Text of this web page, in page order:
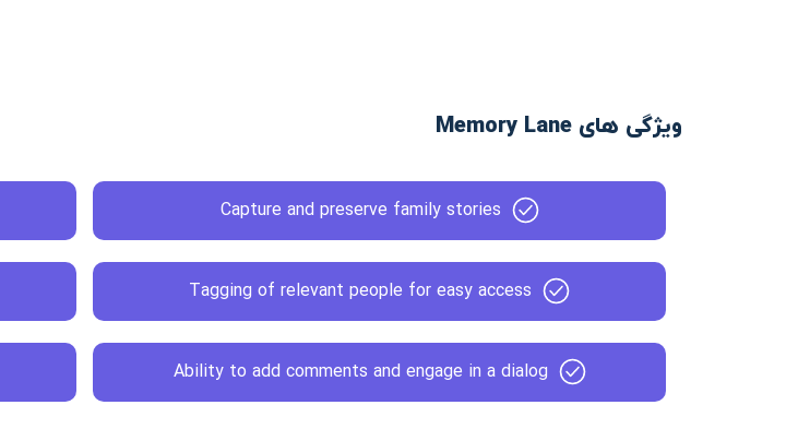
ویژگی های Memory Lane
Capture and preserve family stories
Tagging of relevant people for easy access
Ability to add comments and engage in a dialog